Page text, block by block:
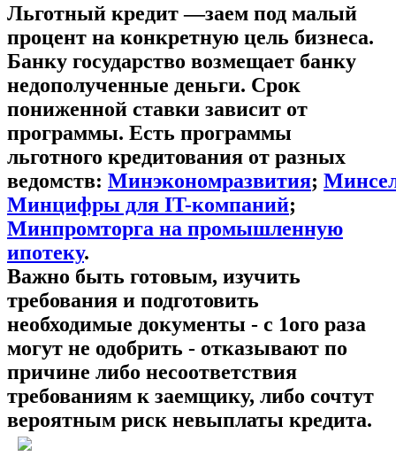
Льготный кредит —заем под малый
процент на конкретную цель бизнеса.
Банку государство возмещает банку
недополученные деньги. Срок
пониженной ставки зависит от
программы. Есть программы
льготного кредитования от разных
ведомств: Минэкономразвития;
Минцифры для IT-компаний;
Минпромторга на промышленную
ипотеку.
Важно быть готовым, изучить
требования и подготовить
необходимые документы - с 1ого раза
могут не одобрить - отказывают по
причине либо несоответствия
требованиям к заемщику, либо сочтут
вероятным риск невыплаты кредита.